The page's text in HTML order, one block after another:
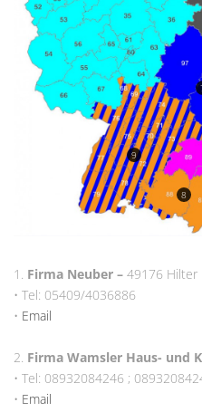
8
9
1. Firma Neuber – 49176 Hilter
• Tel: 05409/4036886
• Email
2. Firma Wamsler Haus- und
• Tel: 08932084246 ;
• Email